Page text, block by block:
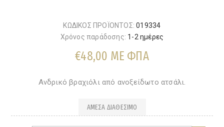
ΚΩΔΙΚΟΣ ΠΡΟΪΟΝΤΟΣ: 019334
Χρόνος παράδοσης: 1-2 ημέρες
€48,00 ΜΕ ΦΠΑ
Ανδρικό βραχιόλι από ανοξείδωτο ατσάλι.
ΆΜΕΣΑ ΔΙΑΘΈΣΙΜΟ